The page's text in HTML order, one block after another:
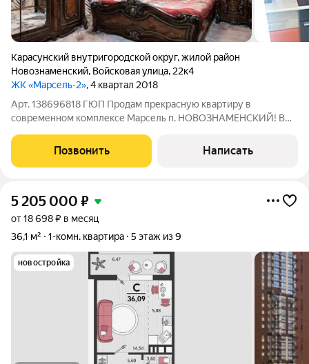
Карасунский внутригородской округ,жилой район
Новознаменский, Войсковая улица, 22к4
ЖК «Марсель-2», 4 квартал 2018
Арт. 138696818 ГЮП Продам прекрасную квартиру в
современном комплексе Марсель п. НОВОЗНАМЕНСКИЙ! В
, ламинат ! Очень теплая , можно регулировать температуру
при помощи крана на батарее !
Позвонить Написать
5 205 000 ₽
от 18 698 ₽ в месяц
36,1 м²
1-комн. квартира 5 этаж из 9
новостройка